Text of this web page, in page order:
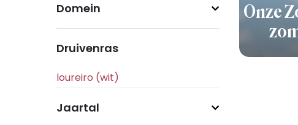
Domein
Druivenras
Jaartal
Onze